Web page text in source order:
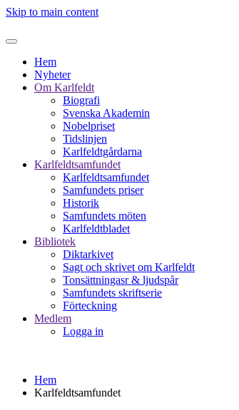
Skip to main content
Hem
Nyheter
Om Karlfeldt
Biografi
Svenska Akademin
Nobelpriset
Tidslinjen
Karlfeldtgårdarna
Karlfeldtsamfundet
Karlfeldtsamfundet
Samfundets priser
Historik
Samfundets möten
Karlfeldtbladet
Bibliotek
Diktarkivet
Sagt och skrivet om Karlfeldt
Tonsättningasr & ljudspår
Samfundets skriftserie
Förteckning
Medlem
Logga in
Hem
Karlfeldtsamfundet